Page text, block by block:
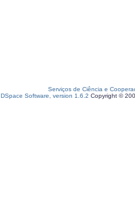
Serviços de Ciência e
DSpace Software, version 1.6.2 Copyright ©